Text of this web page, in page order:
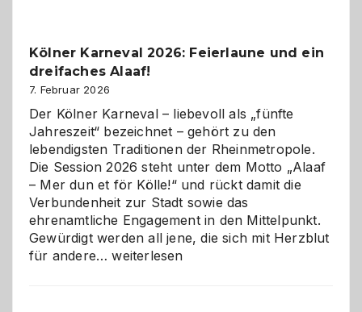
geworden
Kölner Karneval 2026: Feierlaune und ein
dreifaches Alaaf!
7. Februar 2026
Der Kölner Karneval – liebevoll als „fünfte
Jahreszeit“ bezeichnet – gehört zu den
lebendigsten Traditionen der Rheinmetropole.
Die Session 2026 steht unter dem Motto „Alaaf
– Mer dun et för Kölle!“ und rückt damit die
Verbundenheit zur Stadt sowie das
ehrenamtliche Engagement in den Mittelpunkt.
Gewürdigt werden all jene, die sich mit Herzblut
für andere…Kölner
weiterlesen